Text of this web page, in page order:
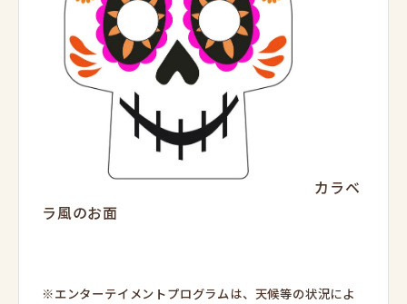
カラベ
ラ風のお面
※エンターテイメントプログラムは、天候等の状況によ